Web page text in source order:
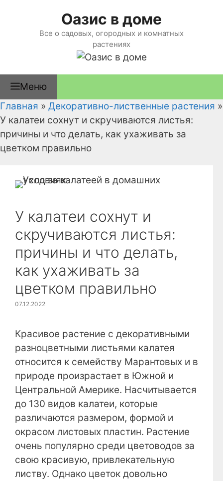
содержимому
Оазис в доме
Все о садовых, огородных и комнатных
растениях
Меню
Главная » Декоративно-лиственные растения »
У калатеи сохнут и скручиваются листья:
причины и что делать, как ухаживать за
цветком правильно
У калатеи сохнут и
скручиваются листья:
причины и что делать,
как ухаживать за
цветком правильно
07.12.2022
Красивое растение с декоративными
разноцветными листьями калатея
относится к семейству Марантовых и в
природе произрастает в Южной и
Центральной Америке. Насчитывается
до 130 видов калатеи, которые
различаются размером, формой и
окрасом листовых пластин. Растение
очень популярно среди цветоводов за
свою красивую, привлекательную
листву. Однако цветок довольно